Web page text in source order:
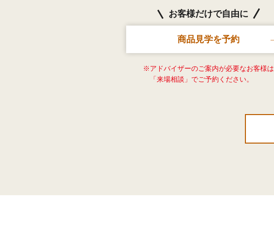
お客様だけで自由に
商品見学を予約
※アドバイザーのご案内が必要なお客様は
「来場相談」でご予約ください。